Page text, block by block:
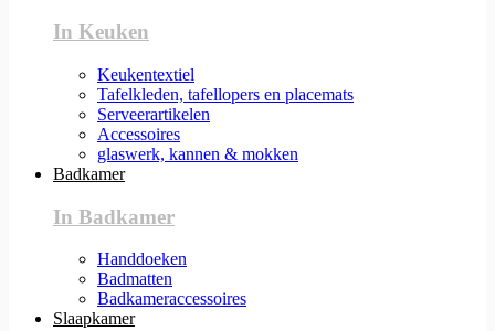
In Keuken
Keukentextiel
Tafelkleden, tafellopers en placemats
Serveerartikelen
Accessoires
glaswerk, kannen & mokken
Badkamer
In Badkamer
Handdoeken
Badmatten
Badkameraccessoires
Slaapkamer